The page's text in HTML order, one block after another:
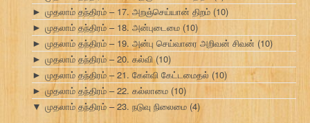
► முதலாம் தந்திரம் – 17. அறஞ்செய்யான் திறம் (10)
► முதலாம் தந்திரம் – 18. அன்புடைமை (10)
► முதலாம் தந்திரம் – 19. அன்பு செய்வாரை அறிவன் சிவன் (10)
► முதலாம் தந்திரம் – 20. கல்வி(10)
► முதலாம் தந்திரம் – 21. கேள்வி கேட்டமைதல் (10)
► முதலாம் தந்திரம் – 22. கல்லாமை (10)
▼ முதலாம் தந்திரம் – 23. நடுவு நிலைமை (4)